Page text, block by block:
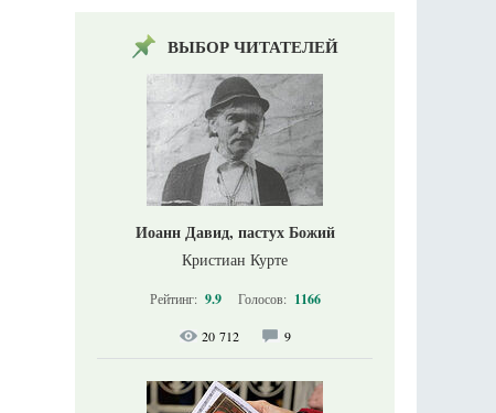
ВЫБОР ЧИТАТЕЛЕЙ
Иоанн Давид, пастух Божий
Кристиан Курте
Рейтинг: 9.9 Голосов: 1166
20 712 9